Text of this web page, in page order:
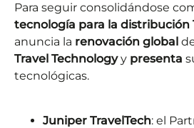
Para seguir consolidándose
tecnología para la distribución
anuncia la renovación global
Travel Technologyy presenta
tecnológicas.
Juniper TravelTech: el